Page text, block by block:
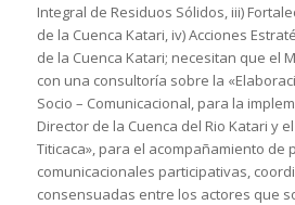
Integral de Residuos Sólidos, iii)
de la Cuenca Katari, iv) Acciones
de la Cuenca Katari; necesitan que el
con una consultoría sobre la
Socio – Comunicacional, para la
Director de la Cuenca del Rio Katari y
Titicaca», para el acompañamiento de
comunicacionales participativas,
consensuadas entre los actores que